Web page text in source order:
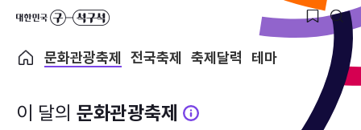
문화관광축제 전국축제 축제달력 테마
이 달의 문화관광축제